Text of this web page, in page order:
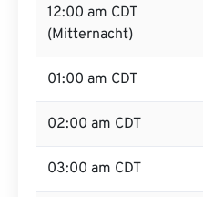
12:00 am CDT
(Mitternacht)
01:00 am CDT
02:00 am CDT
03:00 am CDT